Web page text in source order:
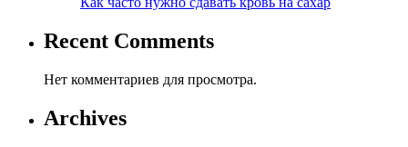
Recent Comments
Нет комментариев для просмотра.
Archives